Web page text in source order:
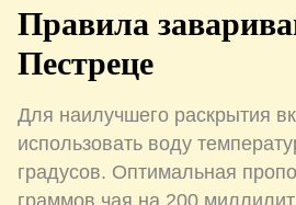
Правила
Пестреце
Для наилучшего раскрытия
использовать воду
градусов. Оптимальная
граммов чая на 200